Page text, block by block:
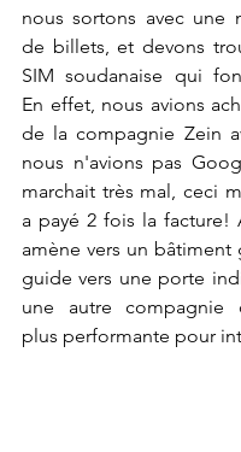
nous sortons avec une
de billets, et devons
SIM soudanaise qui
En effet, nous avions
de la compagnie Zein
nous n'avions pas
marchait très mal, ceci
a payé 2 fois la facture!
amène vers un bâtiment
guide vers une porte
une autre compagnie
plus performante pour